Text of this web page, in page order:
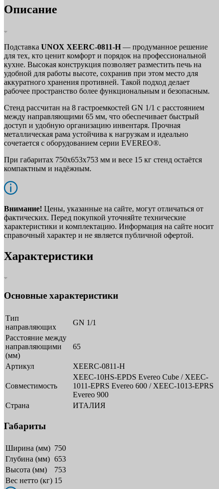
Описание
Подставка UNOX XEERC-0811-H — продуманное решение
для тех, кто ценит комфорт и порядок на профессиональной
кухне. Высокая конструкция позволяет разместить печь на
удобной для работы высоте, сохранив при этом место для
аккуратного хранения противней. Такой подход делает
рабочее пространство более функциональным и безопасным.
Стенд рассчитан на 8 гастроемкостей GN 1/1 с расстоянием
между направляющими 65 мм, что обеспечивает быстрый
доступ и удобную организацию инвентаря. Прочная
металлическая рама устойчива к нагрузкам и идеально
сочетается с оборудованием серии EVEREO®.
При габаритах 750х653х753 мм и весе 15 кг стенд остаётся
компактным и надёжным.
Внимание! Цены, указанные на сайте, могут отличаться от
фактических. Перед покупкой уточняйте технические
характеристики и комплектацию. Информация на сайте носит
справочный характер и не является публичной офертой.
Характеристики
Основные характеристики
Тип
направляющих
GN 1/1
Расстояние между
направляющими
(мм)
65
Артикул XEERC-0811-H
Совместимость
XEEC-10HS-EPDS Evereo Cube / XEEC-
1011-EPRS Evereo 600 / XEEC-1013-EPRS
Evereo 900
Страна
ИТАЛИЯ
Габариты
Ширина (мм) 750
Глубина (мм) 653
Высота (мм)
753
Вес нетто (кг) 15